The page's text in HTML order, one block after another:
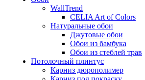
WallTrend
CELIA Art of Colors
Натуральные обои
Джутовые обои
Обои из бамбука
Обои из стеблей трав
Потолочный плинтус
Карниз дюрополимер